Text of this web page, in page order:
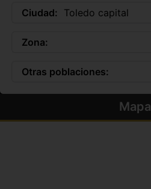
Ciudad: Toledo capital
Zona:
Otras poblaciones:
Mapa